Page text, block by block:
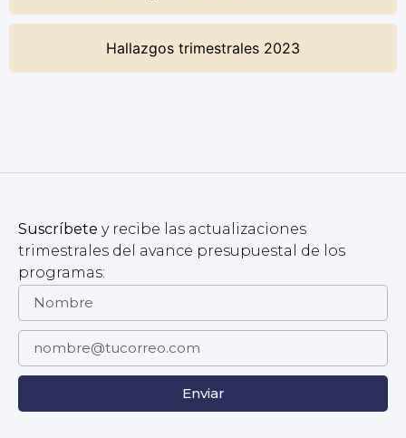
Hallazgos trimestrales 2023
Suscríbete y recibe las actualizaciones
trimestrales del avance presupuestal de los
programas:
Enviar